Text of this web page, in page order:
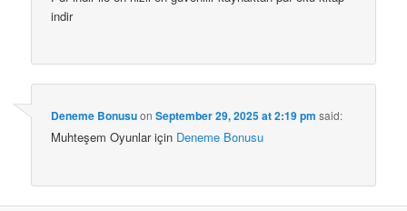
indir
Deneme BonusuonSeptember 29, 2025 at 2:19 pm said:
Muhteşem Oyunlar için Deneme Bonusu